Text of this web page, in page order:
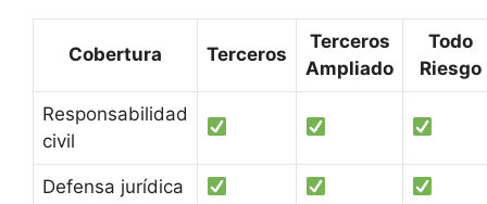
Cobertura Terceros
Terceros
Ampliado
Todo
Riesgo
Responsabilidad
civil
Defensa jurídica